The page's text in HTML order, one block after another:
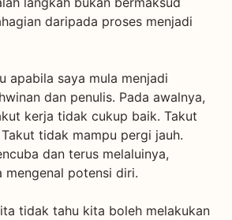
daripada proses menjadi
apabila saya mula menjadi
dan penulis. Pada awalnya,
kerja tidak cukup baik. Takut
tidak mampu pergi jauh.
dan terus melaluinya,
mengenal potensi diri.
tidak tahu kita boleh melakukan